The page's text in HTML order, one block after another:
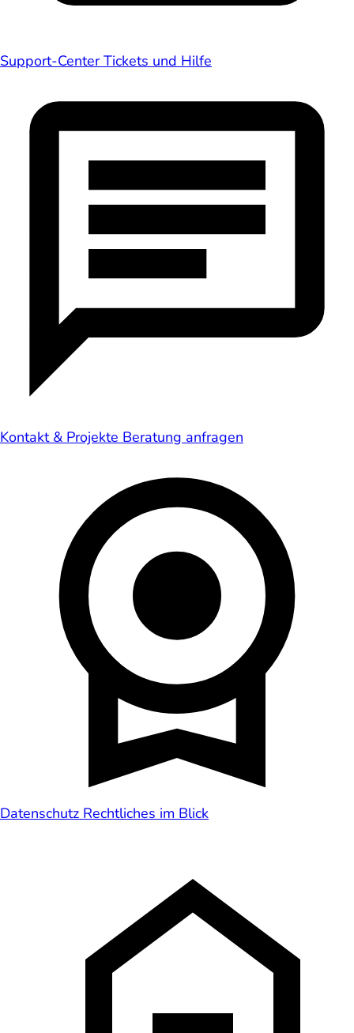
Support-Center Tickets und Hilfe
Kontakt & Projekte Beratung anfragen
Datenschutz Rechtliches im Blick